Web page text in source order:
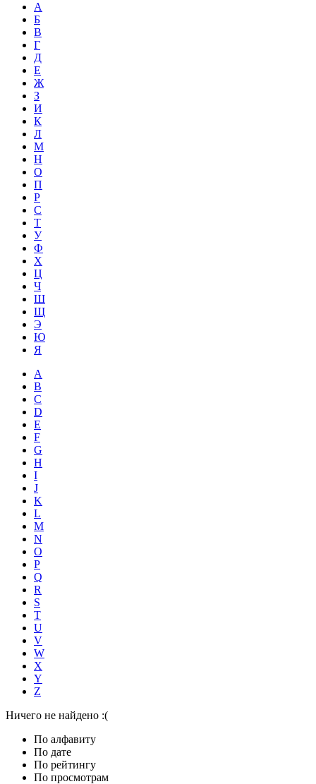
А
Б
В
Г
Д
Е
Ж
З
И
К
Л
М
Н
О
П
Р
С
Т
У
Ф
Х
Ц
Ч
Ш
Щ
Э
Ю
Я
A
B
C
D
E
F
G
H
I
J
K
L
M
N
O
P
Q
R
S
T
U
V
W
X
Y
Z
Ничего не найдено :(
По алфавиту
По дате
По рейтингу
По просмотрам